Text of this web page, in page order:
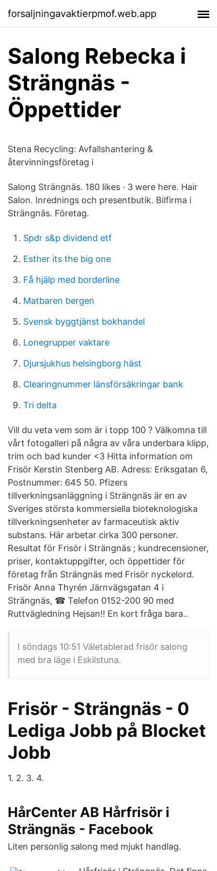
forsaljningavaktierpmof.web.app
Salong Rebecka i
Strängnäs -
Öppettider
Stena Recycling: Avfallshantering &
återvinningsföretag i
Salong Strängnäs. 180 likes · 3 were here. Hair
Salon. Inrednings och presentbutik. Bilfirma i
Strängnäs. Företag.
Spdr s&p dividend etf
Esther its the big one
Få hjälp med borderline
Matbaren bergen
Svensk byggtjänst bokhandel
Lonegrupper vaktare
Djursjukhus helsingborg häst
Clearingnummer länsförsäkringar bank
Tri delta
Vill du veta vem som är i topp 100 ? Välkomna till
vårt fotogalleri på några av våra underbara klipp,
trim och bad kunder <3 Hitta information om
Frisör Kerstin Stenberg AB. Adress: Eriksgatan 6,
Postnummer: 645 50. Pfizers
tillverkningsanläggning i Strängnäs är en av
Sveriges största kommersiella bioteknologiska
tillverkningsenheter av farmaceutisk aktiv
substans. Här arbetar cirka 300 personer.
Resultat för Frisör i Strängnäs ; kundrecensioner,
priser, kontaktuppgifter, och öppettider för
företag från Strängnäs med Frisör nyckelord.
Frisör Anna Thyrén Järnvägsgatan 4 i
Strängnäs, ☎ Telefon 0152-200 90 med
Ruttvägledning Hejsan!! En kort fråga bara..
I söndags 10:51 Väletablerad frisör salong
med bra läge i Eskilstuna.
Frisör - Strängnäs - 0
Lediga Jobb på Blocket
Jobb
1. 2. 3. 4.
HårCenter AB Hårfrisör i
Strängnäs - Facebook
Liten personlig salong med mjukt handlag.